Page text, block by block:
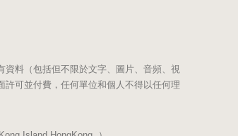
料（包括但不限於文字、圖片、音頻、視
可並付費，任何單位和個人不得以任何理